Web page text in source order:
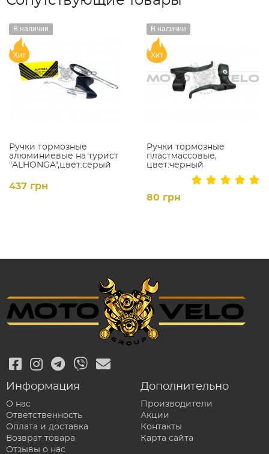
Ручки тормозные
алюминиевые на турист
"ALHONGA",цвет:серый
В наличии
Хит
437 грн
Ручки тормозные
пластмассовые,
цвет:черный
В наличии
Хит
80 грн
Информация
О нас
Ответственность
Оплата и доставка
Возврат товара
Отзывы о нас
Дополнительно
Производители
Акции
Контакты
Карта сайта